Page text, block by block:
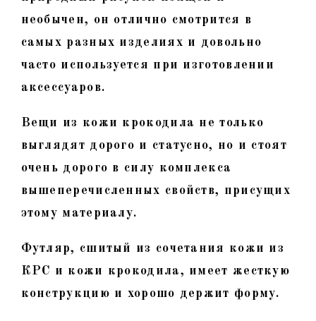
необычен, он отлично смотрится в
самых разных изделиях и довольно
часто используется при изготовлении
аксессуаров.
Вещи из кожи крокодила не только
выглядят дорого и статусно, но и стоят
очень дорого в силу комплекса
вышеперечисленных свойств, присущих
этому материалу.
Футляр, сшитый из сочетания кожи из
КРС и кожи крокодила, имеет жесткую
конструкцию и хорошо держит форму.